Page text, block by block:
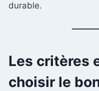
durable.
Les critères
choisir le